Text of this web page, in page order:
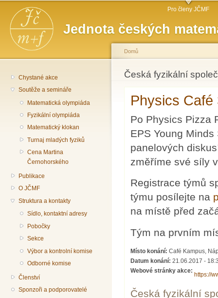
Jednota českých
Hlavní menu Pro členy JČMF
Chystané akce
Soutěže a semináře
Matematická olympiáda
Fyzikální olympiáda
Matematický klokan
Turnaj mladých fyziků
Cena Martina
Černohorského
Publikace
O JČMF
Struktura a kontakty
Sídlo, kontaktní adresy
Pobočky
Sekce
Výbor a kontrolní komise
Odborné komise
Členství
Sponzoři a podporovatelé
Jste zde
Domů
Česká fyzikální
Physics Café
Po Physics Pizza
EPS Young
panelových
změříme své síly
Registrace týmů
týmu posílejte na
na místě před
Tým na prvním
Místo konání:Café Kampus,
Datum konání:21.06.2017 -
Webové stránky akce:
https://
Česká fyzikální